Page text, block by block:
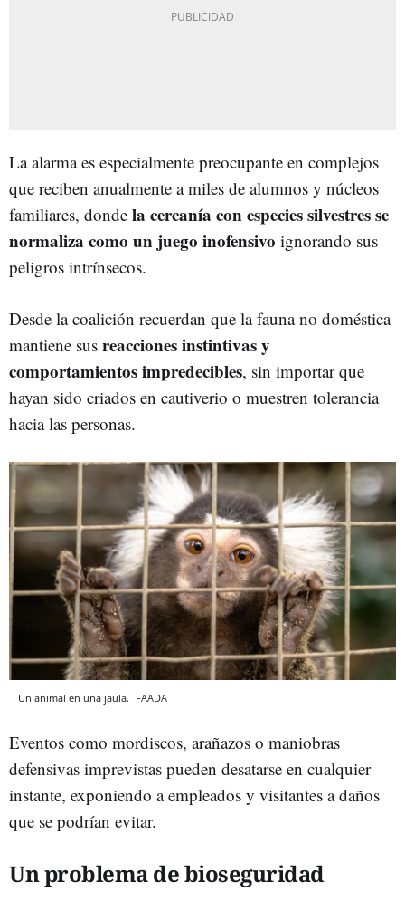
La alarma es especialmente preocupante en complejos
que reciben anualmente a miles de alumnos y núcleos
familiares, donde la cercanía con especies silvestres se
normaliza como un juego inofensivo ignorando sus
peligros intrínsecos.
Desde la coalición recuerdan que la fauna no doméstica
mantiene sus reacciones instintivas y
comportamientos impredecibles, sin importar que
hayan sido criados en cautiverio o muestren tolerancia
hacia las personas.
Un animal en una jaula. FAADA
Eventos como mordiscos, arañazos o maniobras
defensivas imprevistas pueden desatarse en cualquier
instante, exponiendo a empleados y visitantes a daños
que se podrían evitar.
Un problema de bioseguridad